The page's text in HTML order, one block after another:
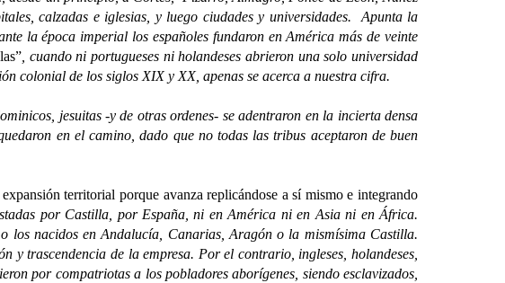
calzadas e iglesias, y luego ciudades y universidades. Apunta la
la época imperial los españoles fundaron en América más de veinte
, cuando ni portugueses ni holandeses abrieron una solo universidad
colonial de los siglos XIX y XX, apenas se acerca a nuestra cifra.
jesuitas -y de otras ordenes- se adentraron en la incierta densa
en el camino, dado que no todas las tribus aceptaron de buen
territorial porque avanza replicándose a sí mismo e integrando
por Castilla, por España, ni en América ni en Asia ni en África.
los nacidos en Andalucía, Canarias, Aragón o la mismísima Castilla.
trascendencia de la empresa. Por el contrario, ingleses, holandeses,
por compatriotas a los pobladores aborígenes, siendo esclavizados,